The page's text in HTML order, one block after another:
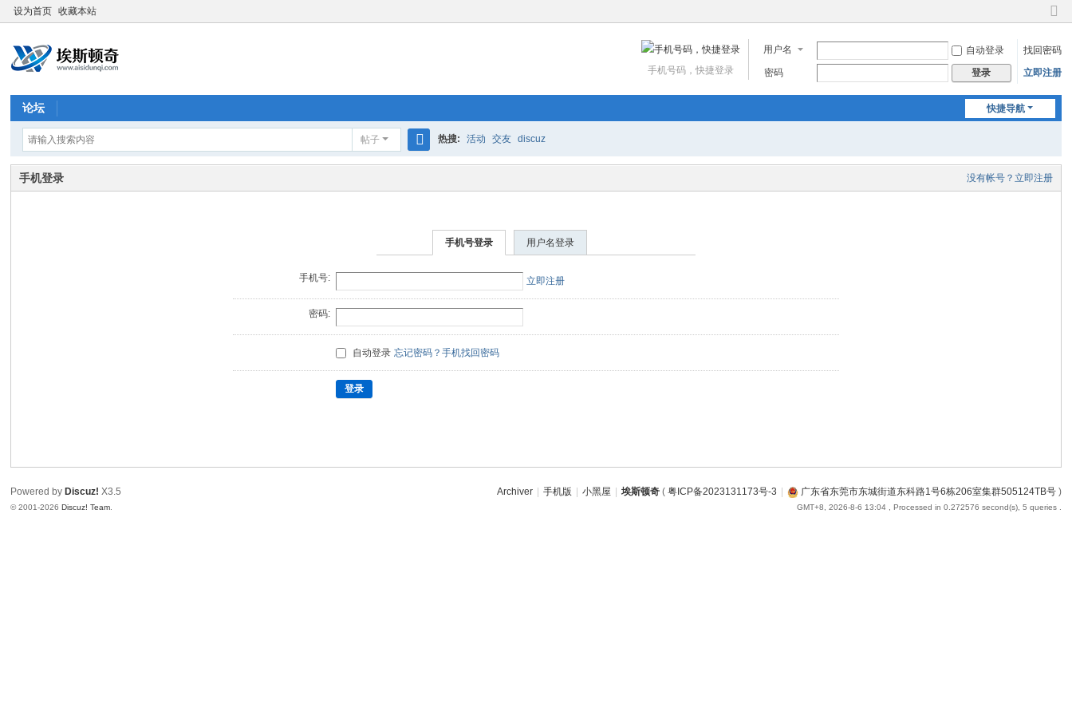
设为首页 收藏本站
切
到
窄
用户名 自动登录
找回密码
密码
登录 立即注册
手机号码，快捷登录
快捷导航
论坛
帖子
搜
热搜: 活动 交友 discuz
没有帐号？立即注册
手机登录
手机号登录 用户名登录
手机号: 立即注册
密码:
自动登录 忘记密码？手机找回密码
登录
Archiver 手机版 小黑屋 埃斯顿奇( 粤ICP备2023131173号-3 广东省东莞市东城街道东科路1号6栋206室集群505124TB号)
GMT+8, 2026-8-6 13:04, Processed in 0.272576 second(s), 5 queries .
Powered by Discuz! X3.5
© 2001-2026Discuz! Team